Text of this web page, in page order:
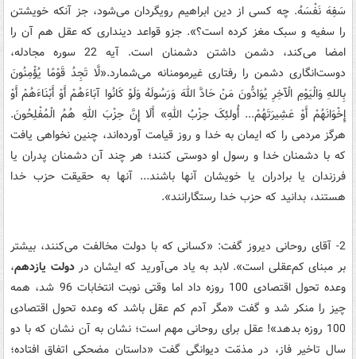
سَفِهَ نَفْسَهُ. چه کسی از دین ابراهیم رویگردان می‌شود، جز آنکه خویشتن
را سفیه و سبک ‏مغز کرده است؟». جزو قواعد دینداری که عقل هم آن را
امضا می‌کند، دشمن داشتن دشمنان است. آیه 22 سوره مجادله،
دوست‌انگاری دشمن را رفتاری غیرمومنانه می‌شمارد.«لَّا تَجِدُ قَوْمًا یُؤْمِنُونَ
بِاللهِ وَالْیَوْمِ الْآخِرِ یُوَادُّونَ مَنْ حَادَّ اللهَ وَرَسُولَهُ وَلَوْ کَانُوا آبَاءَهُمْ أَوْ أَبْنَاءَهُمْ أَوْ
إِخْوَانَهُمْ أَوْ عَشِیرَتَهُمْ... أُولئِکَ حِزْبُ اللهِ» أَلَا إِنَّ حِزْبَ اللهِ هُمُ الْمُفْلِحُونَ.
هرگز مردمی را که ایمان به خدا و روز قیامت آورده‌اند، چنین نخواهی یافت
که با دشمنان خدا و رسول او دوستی کنند؛ هر چند آن دشمنان پدران یا
فرزندان یا برادران یا خویشان آنها باشند... آنها به حقیقت حزب خدا
هستند، بدانید که حزب خدا رستگارانند».
2- آقای روحانی دیروز گفت: «کسانی که با دولت مخالفت می‌کنند، بیشتر
بر مبنای کم‌عقلی است». لابد به یاد می‌آورید که ایشان دردولت یازدهم،
وعده تحول اقتصادی 100 روزه داد اما وقتی نوبت انتخابات 96 شد، همه
چیز را منکر شد و گفت «مگر آدم کم عقل باشد که وعده تحول اقتصادی
100 روزه بدهد»! عقل برای روحانی مهم است؛ نشان به آن نشان که با دو
سال تاخیر فاز، در مذمّت دیوانگی گفت «داستان مضحکی اتفاق افتاده؛